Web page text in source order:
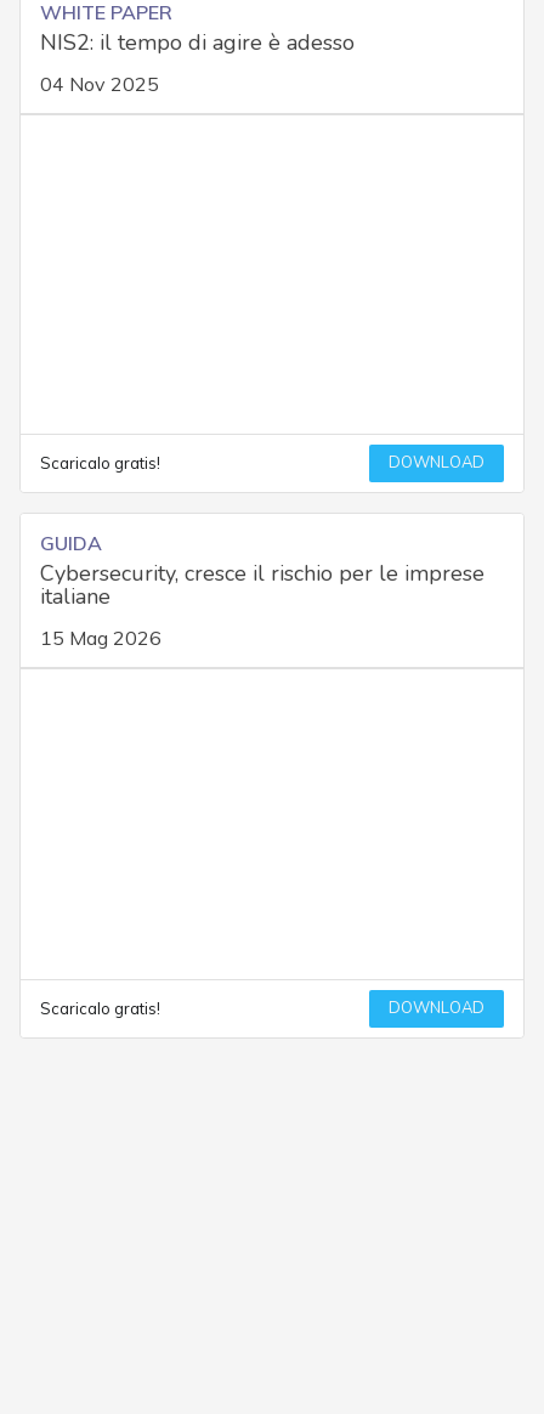
WHITE PAPER
NIS2: il tempo di agire è adesso
04 Nov 2025
Scaricalo gratis! DOWNLOAD
GUIDA
Cybersecurity, cresce il rischio per le imprese
italiane
15 Mag 2026
Scaricalo gratis! DOWNLOAD